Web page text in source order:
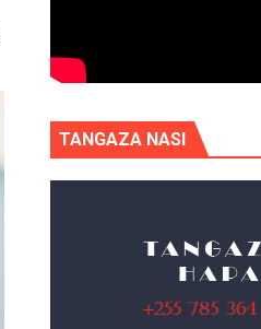
TANGAZA NASI